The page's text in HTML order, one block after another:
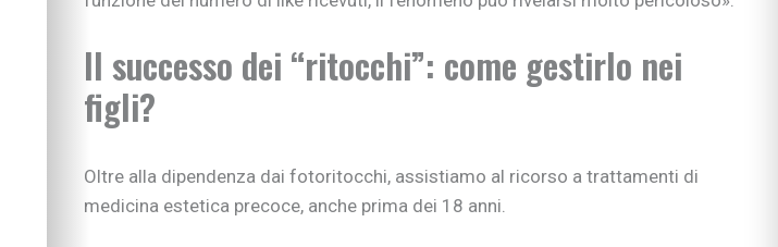
Il successo dei “ritocchi”: come gestirlo nei
figli?
Oltre alla dipendenza dai fotoritocchi, assistiamo al ricorso a trattamenti di
medicina estetica precoce, anche prima dei 18 anni.